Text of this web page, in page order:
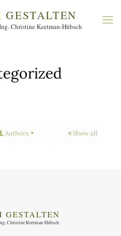
Authors Show all